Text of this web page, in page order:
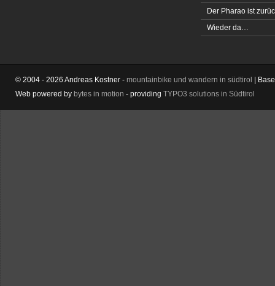
Der Pharao ist
Wieder da…
© 2004 - 2026 Andreas Kostner - mountainbike und wandern in südtirol |
Web powered by bytes in motion - providing TYPO3 solutions in Südtirol